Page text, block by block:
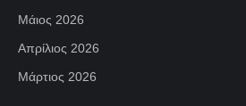
Μάιος 2026
Απρίλιος 2026
Μάρτιος 2026